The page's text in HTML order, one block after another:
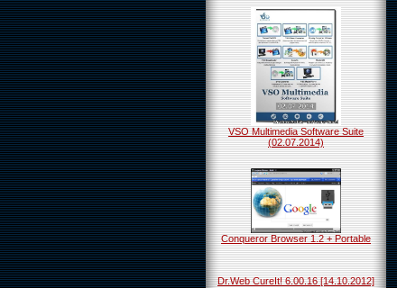
VSO Multimedia Software Suite
(02.07.2014)
Conqueror Browser 1.2 + Portable
Dr.Web CureIt! 6.00.16 [14.10.2012]